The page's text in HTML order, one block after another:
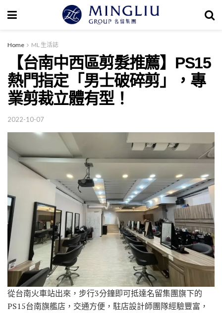
Home ML 生活誌
【台南中西區剪髮推薦】PS15
熱門指定「男士破碎剪」，專
業剪裁立體有型！
2022-10-07
從台南火車站出來，步行3分鐘即可抵達名留集團旗下的
PS15台南旗艦店，交通方便，駐店設計師團隊經驗豐富，